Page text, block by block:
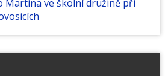
Martina ve školní družině při